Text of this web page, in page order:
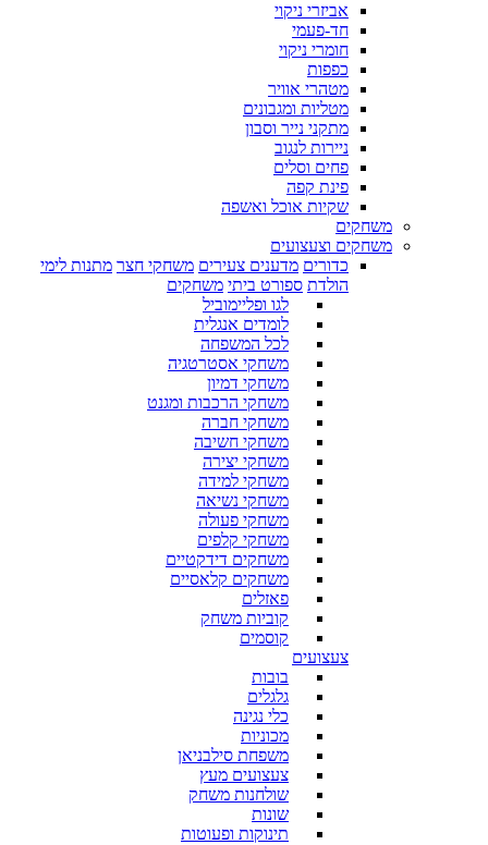
אביזרי ניקוי
חד-פעמי
חומרי ניקוי
כפפות
מטהרי אוויר
מטליות ומגבונים
מתקני נייר וסבון
ניירות לנגוב
פחים וסלים
פינת קפה
שקיות אוכל ואשפה
משחקים
משחקים וצעצועים
כדורים מדענים צעירים משחקי חצר מתנות לימי
הולדת ספורט ביתי משחקים
לגו ופליימוביל
לומדים אנגלית
לכל המשפחה
משחקי אסטרטגיה
משחקי דמיון
משחקי הרכבות ומגנט
משחקי חברה
משחקי חשיבה
משחקי יצירה
משחקי למידה
משחקי נשיאה
משחקי פעולה
משחקי קלפים
משחקים דידקטיים
משחקים קלאסיים
פאזלים
קוביות משחק
קוסמים
צעצועים
בובות
גלגלים
כלי נגינה
מכוניות
משפחת סילבניאן
צעצועים מעץ
שולחנות משחק
שונות
תינוקות ופעוטות